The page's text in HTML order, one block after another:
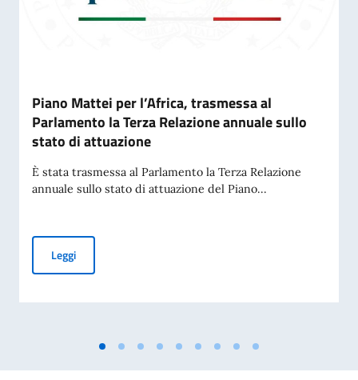
Piano Mattei per l’Africa, trasmessa al
Parlamento la Terza Relazione annuale sullo
stato di attuazione
È stata trasmessa al Parlamento la Terza Relazione
annuale sullo stato di attuazione del Piano...
LeggiPiano Mattei per l’Africa, trasmessa al Parlamento la